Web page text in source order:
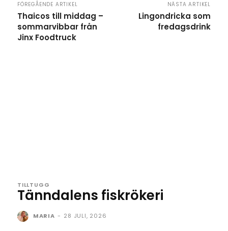
FÖREGÅENDE ARTIKEL
Thaicos till middag –
sommarvibbar från
Jinx Foodtruck
NÄSTA ARTIKEL
Lingondricka som
fredagsdrink
TILLTUGG
Tänndalens fiskrökeri
MARIA - 28 JULI, 2026